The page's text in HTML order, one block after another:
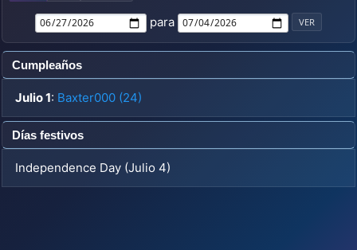
para
Cumpleaños
Julio 1: Baxter000 (24)
Días festivos
Independence Day (Julio 4)